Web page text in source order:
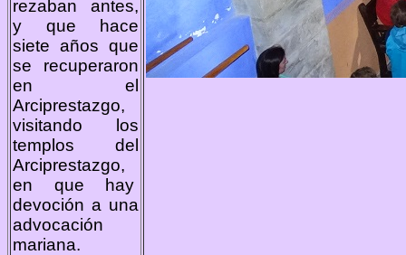
rezaban antes,
y que hace
siete años que
se recuperaron
en el
Arciprestazgo,
visitando los
templos del
Arciprestazgo,
en que hay
devoción a una
advocación
mariana.